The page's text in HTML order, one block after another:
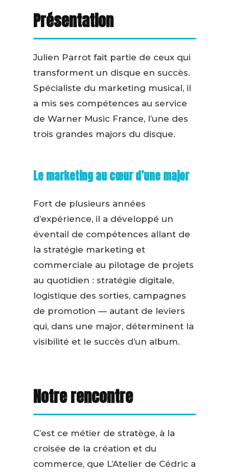
Présentation
Julien Parrot fait partie de ceux qui
transforment un disque en succès.
Spécialiste du marketing musical, il
a mis ses compétences au service
de Warner Music France, l’une des
trois grandes majors du disque.
Le marketing au cœur d’une major
Fort de plusieurs années
d’expérience, il a développé un
éventail de compétences allant de
la stratégie marketing et
commerciale au pilotage de projets
au quotidien : stratégie digitale,
logistique des sorties, campagnes
de promotion — autant de leviers
qui, dans une major, déterminent la
visibilité et le succès d’un album.
Notre rencontre
C’est ce métier de stratège, à la
croisée de la création et du
commerce, que L’Atelier de Cédric a